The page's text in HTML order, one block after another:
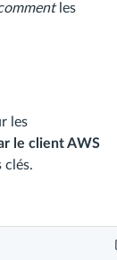
les
les
le client AWS
clés.